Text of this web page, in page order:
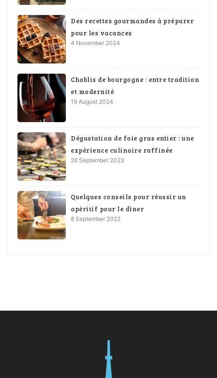
Des recettes gourmandes à préparer
pour les vacances
4 November 2024
Chablis de bourgogne : entre tradition
et modernité
19 August 2024
Dégustation de foie gras entier : une
expérience culinaire raffinée
26 September 2023
Quelques conseils pour réussir un
apéritif pour le dîner
8 September 2022